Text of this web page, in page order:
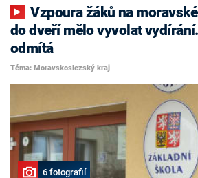
Vzpoura žáků na moravské škole: Kopání
do dveří mělo vyvolat
odmítá
Téma: Moravskoslezský kraj
6 fotografií